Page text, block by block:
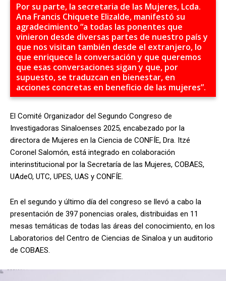
Por su parte, la secretaria de las Mujeres, Lcda.
Ana Francis Chiquete Elizalde, manifestó su
agradecimiento “a todas las ponentes que
vinieron desde diversas partes de nuestro país y
que nos visitan también desde el extranjero, lo
que enriquece la conversación y que queremos
que esas conversaciones sigan y que, por
supuesto, se traduzcan en bienestar, en
acciones concretas en beneficio de las mujeres”.
El Comité Organizador del Segundo Congreso de
Investigadoras Sinaloenses 2025, encabezado por la
directora de Mujeres en la Ciencia de CONFÍE, Dra. Itzé
Coronel Salomón, está integrado en colaboración
interinstitucional por la Secretaría de las Mujeres, COBAES,
UAdeO, UTC, UPES, UAS y CONFÍE.
En el segundo y último día del congreso se llevó a cabo la
presentación de 397 ponencias orales, distribuidas en 11
mesas temáticas de todas las áreas del conocimiento, en los
Laboratorios del Centro de Ciencias de Sinaloa y un auditorio
de COBAES.